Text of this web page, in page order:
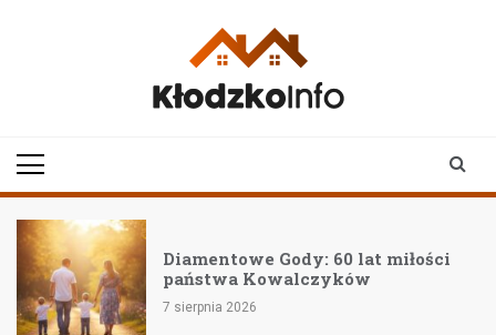
Diamentowe Gody: 60 lat miłości
państwa Kowalczyków
7 sierpnia 2026